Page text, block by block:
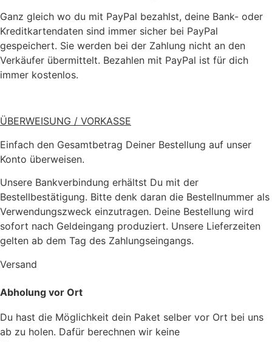
Ganz gleich wo du mit PayPal bezahlst, deine Bank- oder
Kreditkartendaten sind immer sicher bei PayPal
gespeichert. Sie werden bei der Zahlung nicht an den
Verkäufer übermittelt. Bezahlen mit PayPal ist für dich
immer kostenlos.
ÜBERWEISUNG / VORKASSE
Einfach den Gesamtbetrag Deiner Bestellung auf unser
Konto überweisen.
Unsere Bankverbindung erhältst Du mit der
Bestellbestätigung. Bitte denk daran die Bestellnummer als
Verwendungszweck einzutragen. Deine Bestellung wird
sofort nach Geldeingang produziert. Unsere Lieferzeiten
gelten ab dem Tag des Zahlungseingangs.
Versand
Abholung vor Ort
Du hast die Möglichkeit dein Paket selber vor Ort bei uns
ab zu holen. Dafür berechnen wir keine